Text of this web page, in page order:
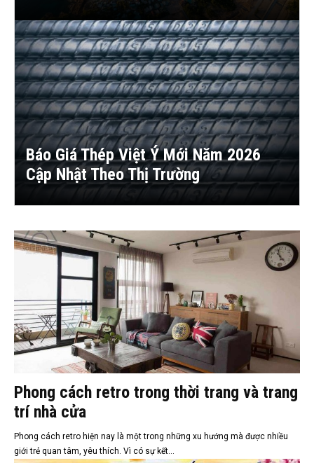
Báo Giá Thép Việt Ý Mới Năm 2026
Cập Nhật Theo Thị Trường
Phong cách retro trong thời trang và trang
trí nhà cửa
Phong cách retro hiện nay là một trong những xu hướng mà được nhiều
giới trẻ quan tâm, yêu thích. Vì có sự kết...